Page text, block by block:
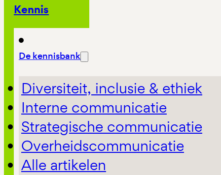
Kennis
De kennisbank
Diversiteit, inclusie & ethiek
Interne communicatie
Strategische communicatie
Overheidscommunicatie
Alle artikelen